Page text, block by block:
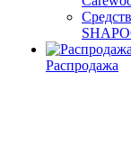
Распродажа